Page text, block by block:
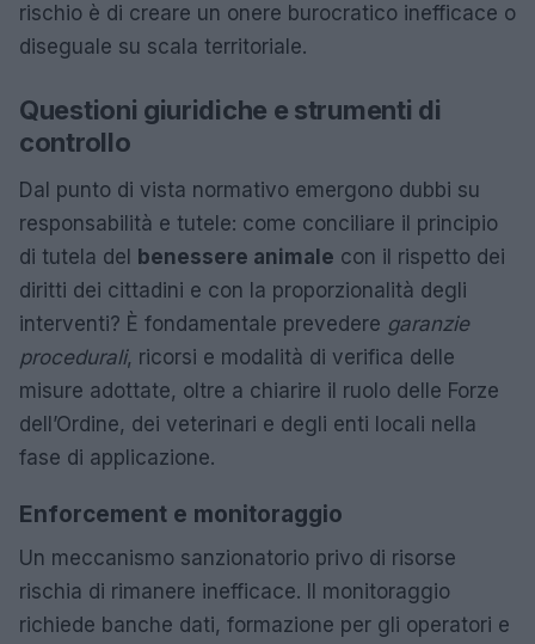
rischio è di creare un onere burocratico inefficace o
diseguale su scala territoriale.
Questioni giuridiche e strumenti di
controllo
Dal punto di vista normativo emergono dubbi su
responsabilità e tutele: come conciliare il principio
di tutela del benessere animale con il rispetto dei
diritti dei cittadini e con la proporzionalità degli
interventi? È fondamentale prevedere garanzie
procedurali, ricorsi e modalità di verifica delle
misure adottate, oltre a chiarire il ruolo delle Forze
dell’Ordine, dei veterinari e degli enti locali nella
fase di applicazione.
Enforcement e monitoraggio
Un meccanismo sanzionatorio privo di risorse
rischia di rimanere inefficace. Il monitoraggio
richiede banche dati, formazione per gli operatori e